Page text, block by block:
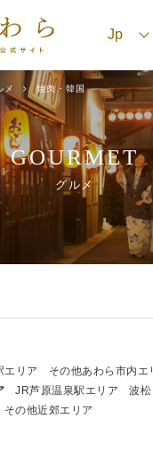
メ 焼肉・韓国
GOURMET
グルメ
エリア
その他あわら市内エ
JR芦原温泉駅エリア
波
その他近郊エリア